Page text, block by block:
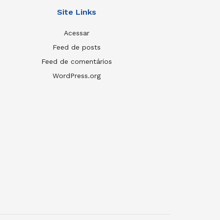
Site Links
Acessar
Feed de posts
Feed de comentários
WordPress.org